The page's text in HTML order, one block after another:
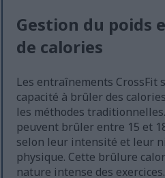
Gestion du poids
de calories
Les entraînements
capacité à brûler des
les méthodes
peuvent brûler entre 15 et
selon leur intensité et leur
physique. Cette brûlure
nature intense des